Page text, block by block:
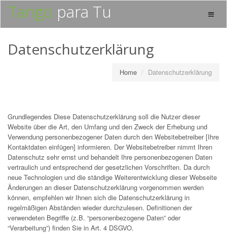
Toggle
Tango para Tu
Datenschutzerklärung
Home Datenschutzerklärung
Grundlegendes Diese Datenschutzerklärung soll die Nutzer dieser
Website über die Art, den Umfang und den Zweck der Erhebung und
Verwendung personenbezogener Daten durch den Websitebetreiber [Ihre
Kontaktdaten einfügen] informieren. Der Websitebetreiber nimmt Ihren
Datenschutz sehr ernst und behandelt Ihre personenbezogenen Daten
vertraulich und entsprechend der gesetzlichen Vorschriften. Da durch
neue Technologien und die ständige Weiterentwicklung dieser Webseite
Änderungen an dieser Datenschutzerklärung vorgenommen werden
können, empfehlen wir Ihnen sich die Datenschutzerklärung in
regelmäßigen Abständen wieder durchzulesen. Definitionen der
verwendeten Begriffe (z.B. “personenbezogene Daten” oder
“Verarbeitung”) finden Sie in Art. 4 DSGVO.